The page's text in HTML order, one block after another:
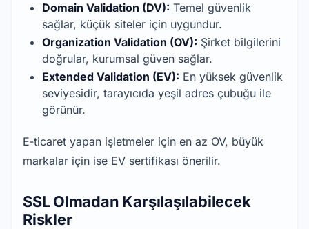
Domain Validation (DV): Temel güvenlik
sağlar, küçük siteler için uygundur.
Organization Validation (OV): Şirket bilgilerini
doğrular, kurumsal güven sağlar.
Extended Validation (EV): En yüksek güvenlik
seviyesidir, tarayıcıda yeşil adres çubuğu ile
görünür.
E‑ticaret yapan işletmeler için en az OV, büyük
markalar için ise EV sertifikası önerilir.
SSL Olmadan Karşılaşılabilecek
Riskler